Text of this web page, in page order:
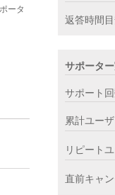
ータ
返答時間
サポータ
サポート
累計ユー
リピート
直前キャ